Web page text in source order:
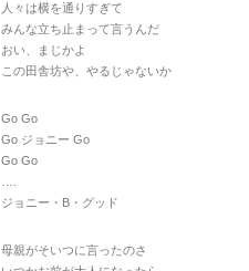
人々は横を通りすぎて
みんな立ち止まって言うんだ
おい、まじかよ
この田舎坊や、やるじゃないか
Go Go
Go ジョニー Go
Go Go
ジョニー・B・グッド
母親がそいつに言ったのさ